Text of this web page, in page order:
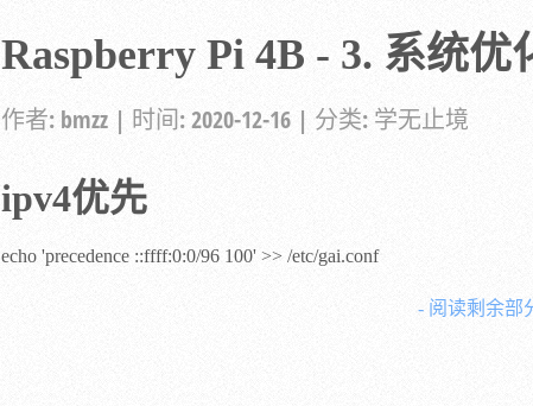
Raspberry Pi 4B - 3. 系统优
作者: bmzz | 时间:2020-12-16 | 分类: 学无止境
ipv4优先
echo 'precedence ::ffff:0:0/96 100' >> /etc/gai.conf
- 阅读剩余部